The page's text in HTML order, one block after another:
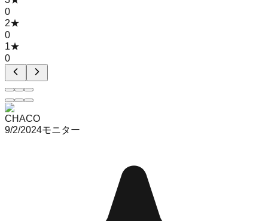
0
2★
0
1★
0
CHACO
9/2/2024モニター